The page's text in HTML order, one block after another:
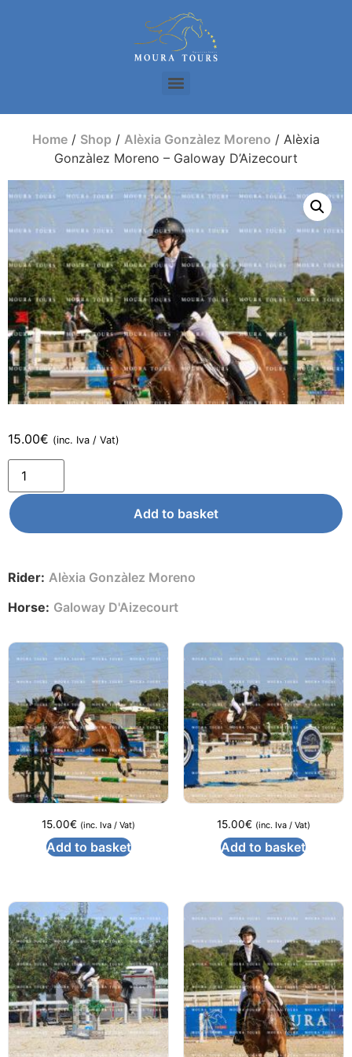
Home / Shop / Alèxia Gonzàlez Moreno / Alèxia
Gonzàlez Moreno – Galoway D’Aizecourt
15.00€ (inc. Iva / Vat)
Add to basket
Rider: Alèxia Gonzàlez Moreno
Horse: Galoway D'Aizecourt
15.00€ (inc. Iva / Vat)
Add to basket
15.00€ (inc. Iva / Vat)
Add to basket